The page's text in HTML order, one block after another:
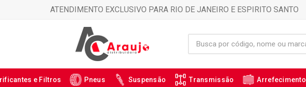
ATENDIMENTO EXCLUSIVO PARA RIO DE JANEIRO E ESPIRITO SANTO
e Filtros Pneus Suspensão Transmissão Arrefecimento